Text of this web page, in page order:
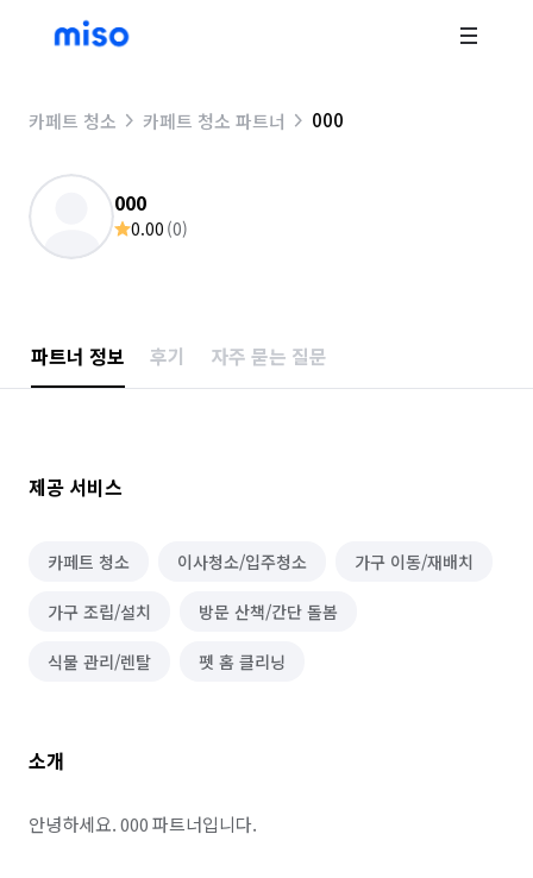
카페트 청소 카페트 청소 파트너 000
000
0.00 (0)
파트너 정보 후기 자주 묻는 질문
제공 서비스
카페트 청소 이사청소/입주청소 가구 이동/재배치
가구 조립/설치 방문 산책/간단 돌봄
식물 관리/렌탈 펫 홈 클리닝
소개
안녕하세요. 000 파트너입니다.